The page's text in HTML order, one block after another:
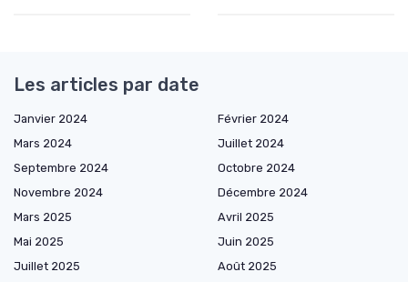
Les articles par date
Janvier 2024
Février 2024
Mars 2024
Juillet 2024
Septembre 2024
Octobre 2024
Novembre 2024
Décembre 2024
Mars 2025
Avril 2025
Mai 2025
Juin 2025
Juillet 2025
Août 2025